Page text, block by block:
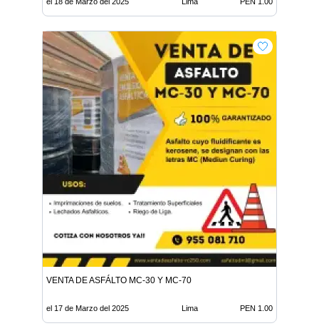
VENTA DE ASFÁLTO MC-30 Y MC-70
el 17 de Marzo del 2025 Lima PEN 1.00